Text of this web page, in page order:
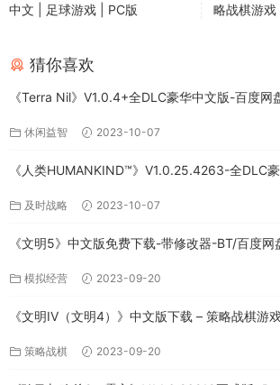
中文 | 足球游戏 | PC版
略战棋游
猜你喜欢
《Terra Nil》V1.0.4+全DLC豪华中文版-百度网
休闲益智 2023-10-07
《人类HUMANKIND™》V1.0.25.4263-全DLC
及时战略 2023-10-07
《文明5》中文版免费下载-带修改器-BT/百度网
模拟经营 2023-09-20
《文明IV（文明4）》中文版下载 – 策略战棋游
策略战棋 2023-09-20